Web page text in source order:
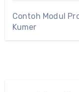
Contoh Modul
Kumer